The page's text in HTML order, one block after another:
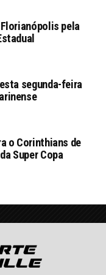
pela
segunda-feira
o Corinthians de
Super Copa